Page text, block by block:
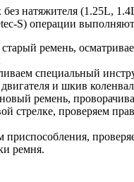
без натяжителя (1.25L,
S) операции
старый ремень,
специальный
и шкив
ремень,
стрелке, проверяем
приспособления,
ремня.